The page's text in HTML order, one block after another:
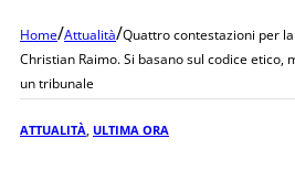
Home/Attualità/Quattro contestazioni per
Christian Raimo. Si basano sul codice etico,
un tribunale
ATTUALITÀ ULTIMA ORA